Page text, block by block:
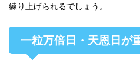
練り上げられるでしょう。
一粒万倍日・天恩日が